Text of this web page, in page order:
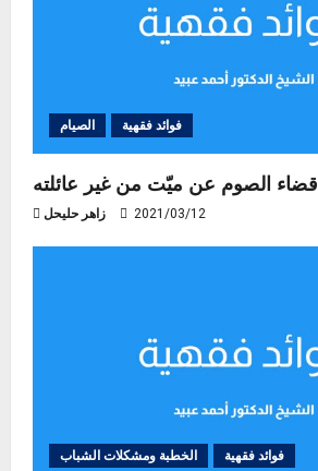
i
o
n
الصيام فوائد فقهية
قضاء الصوم عن ميّت من غير عائلته
زاهر حليحل 2021/03/12
الخطبة ومشكلات الشباب فوائد فقهية